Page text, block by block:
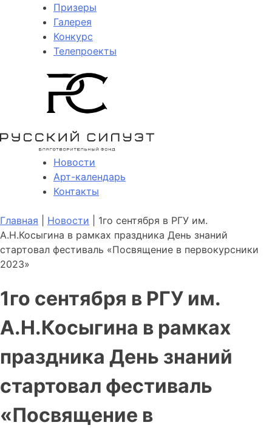
Призеры
Галерея
Конкурс
Телепроекты
Новости
Арт-календарь
Контакты
Главная Новости | 1го сентября в РГУ им.
А.Н.Косыгина в рамках праздника День знаний
стартовал фестиваль «Посвящение в первокурсники
2023»
1го сентября в РГУ им.
А.Н.Косыгина в рамках
праздника День знаний
стартовал фестиваль
«Посвящение в